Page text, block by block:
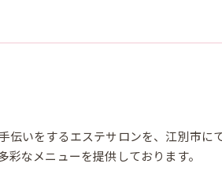
伝いをするエステサロンを、江別市に
なメニューを提供しております。